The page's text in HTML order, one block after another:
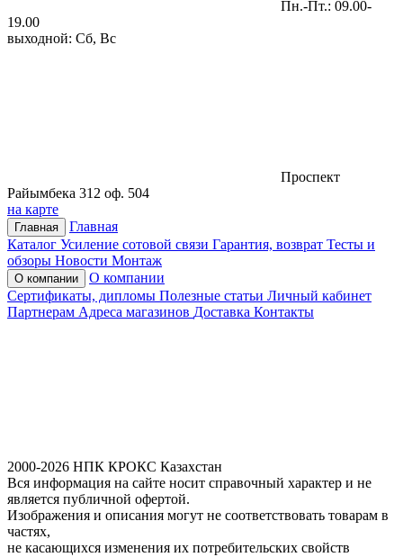
Пн.-Пт.: 09.00-
19.00
выходной: Сб, Вс
Проспект
Райымбека 312 оф. 504
на карте
Главная
Главная
Каталог Усиление сотовой связи Гарантия, возврат Тесты и
обзоры Новости Монтаж
О компании
О компании
Сертификаты, дипломы Полезные статьи Личный кабинет
Партнерам Адреса магазинов Доставка Контакты
2000-2026 НПК КРОКС Казахстан
Вся информация на сайте носит справочный характер и не
является публичной офертой.
Изображения и описания могут не соответствовать товарам в
частях,
не касающихся изменения их потребительских свойств